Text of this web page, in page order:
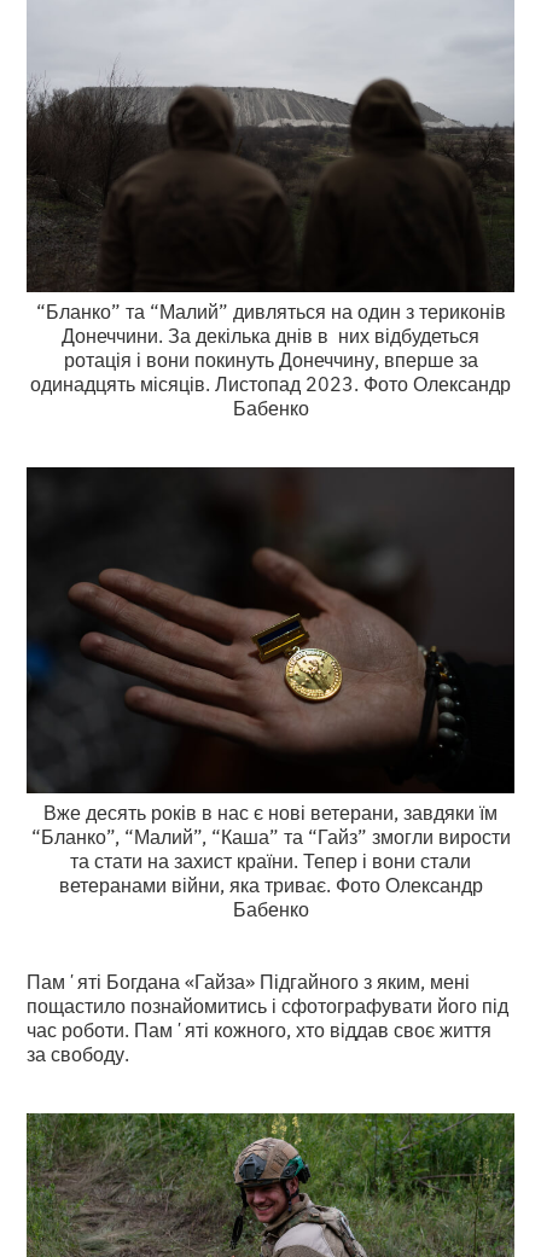
“Бланко” та “Малий” дивляться на один з териконів
Донеччини. За декілька днів в них відбудеться
ротація і вони покинуть Донеччину, вперше за
одинадцять місяців. Листопад 2023. Фото Олександр
Бабенко
Вже десять років в нас є нові ветерани, завдяки їм
“Бланко”, “Малий”, “Каша” та “Гайз” змогли вирости
та стати на захист країни. Тепер і вони стали
ветеранами війни, яка триває. Фото Олександр
Бабенко
Памʼяті Богдана «Гайза» Підгайного з яким, мені
пощастило познайомитись і сфотографувати його під
час роботи. Памʼяті кожного, хто віддав своє життя
за свободу.